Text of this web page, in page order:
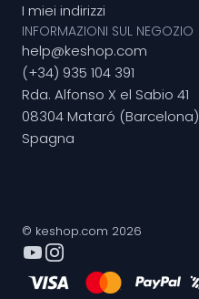
I miei indirizzi
INFORMAZIONI SUL NEGOZIO
help@keshop.com
(+34) 935 104 391
Rda. Alfonso X el Sabio 41
08304 Mataró (Barcelona)
Spagna
© keshop.com 2026